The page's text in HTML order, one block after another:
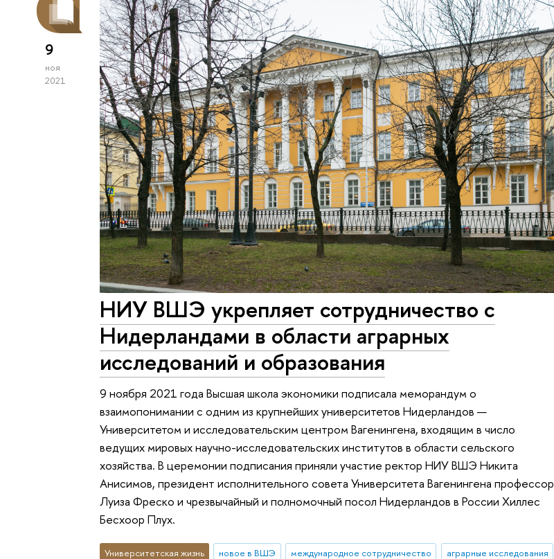
9
ноя
2021
НИУ ВШЭ укрепляет сотрудничество с
Нидерландами в области аграрных
исследований и образования
9 ноября 2021 года Высшая школа экономики подписала меморандум о
взаимопонимании с одним из крупнейших университетов Нидерландов —
Университетом и исследовательским центром Вагенингена, входящим в число
ведущих мировых научно-исследовательских институтов в области сельского
хозяйства. В церемонии подписания приняли участие ректор НИУ ВШЭ Никита
Анисимов, президент исполнительного совета Университета Вагенингена профессор
Луиза Фреско и чрезвычайный и полномочный посол Нидерландов в России Хиллес
Бесхоор Плух.
Университетская жизнь новое в ВШЭ международное сотрудничество аграрные исследования